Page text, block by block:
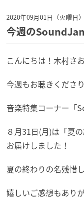
2020年09月01日（火曜日）
今週の
こんにちは！木村さお
今週もお聴きくださ
音楽特集コーナー「
８月31日(月)は「夏
お届けしました！
夏の終わりの名残惜
嬉しいご感想もあり